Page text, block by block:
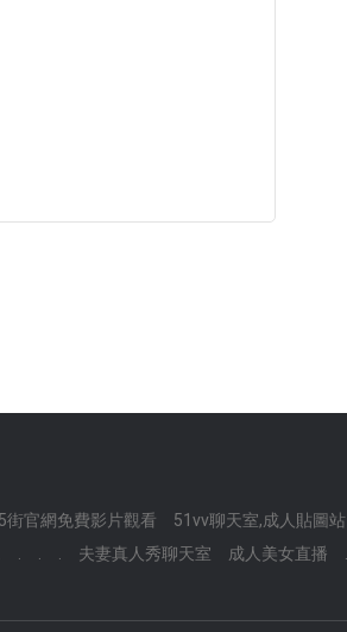
街官網免費影片觀看 51vv聊天室,成人貼圖站
夫妻真人秀聊天室 成人美女直播